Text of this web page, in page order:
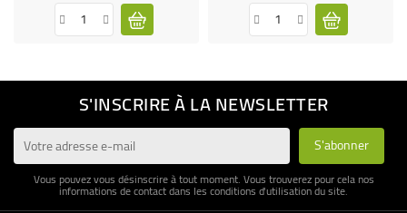
S'INSCRIRE À LA NEWSLETTER
Vous pouvez vous désinscrire à tout moment. Vous trouverez pour cela nos
informations de contact dans les conditions d'utilisation du site.